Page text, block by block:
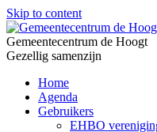
Skip to content
Gemeentecentrum de Hoogt
Gezellig samenzijn
Home
Agenda
Gebruikers
EHBO